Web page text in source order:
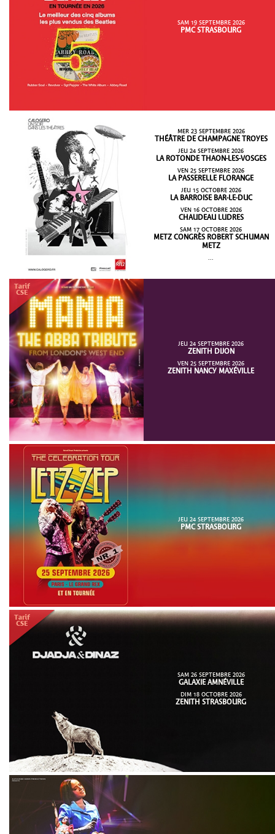
SAM 19 SEPTEMBRE 2026
PMC STRASBOURG
MER 23 SEPTEMBRE 2026
THÉÂTRE DE CHAMPAGNE TROYES
JEU 24 SEPTEMBRE 2026
LA ROTONDE THAON-LES-VOSGES
VEN 25 SEPTEMBRE 2026
LA PASSERELLE FLORANGE
JEU 15 OCTOBRE 2026
LA BARROISE BAR-LE-DUC
VEN 16 OCTOBRE 2026
CHAUDEAU LUDRES
SAM 17 OCTOBRE 2026
METZ CONGRÈS ROBERT SCHUMAN
METZ
JEU 24 SEPTEMBRE 2026
ZENITH DIJON
VEN 25 SEPTEMBRE 2026
ZENITH NANCY MAXÉVILLE
JEU 24 SEPTEMBRE 2026
PMC STRASBOURG
SAM 26 SEPTEMBRE 2026
GALAXIE AMNÉVILLE
DIM 18 OCTOBRE 2026
ZENITH STRASBOURG